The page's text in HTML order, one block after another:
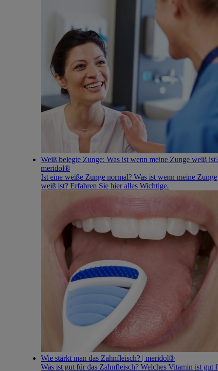
Weiß belegte Zunge: Was ist wenn meine Zunge weiß
meridol®
Ist eine weiße Zunge normal? Was ist wenn meine Zunge
weiß ist? Erfahren Sie hier alles Wichtige.
Wie stärkt man das Zahnfleisch? | meridol®
Was ist gut für das Zahnfleisch? Welches Vitamin ist gut